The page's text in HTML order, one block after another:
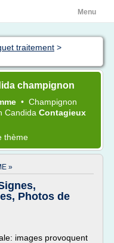
Menu
traitement >
champignon
• Champignon
Candida Contagieux
thème
»
Photos de
images provoquent